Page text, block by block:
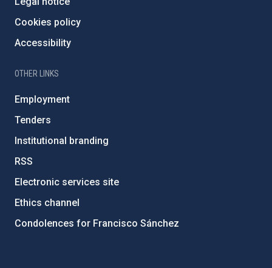
Cookies policy
Accessibility
OTHER LINKS
Employment
Tenders
Institutional branding
RSS
Electronic services site
Ethics channel
Condolences for Francisco Sánchez